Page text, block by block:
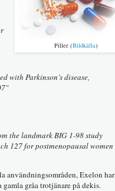
Piller (Bildkälla)
with Parkinson’s disease,
the landmark BIG 1-98 study
127 for postmenopausal women
användningsområden, Exelon har
gråa trotjänare på dekis.